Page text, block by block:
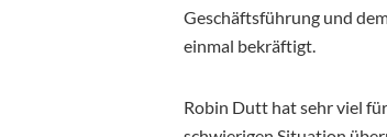
Geschäftsführung und
einmal bekräftigt.
Robin Dutt hat sehr viel